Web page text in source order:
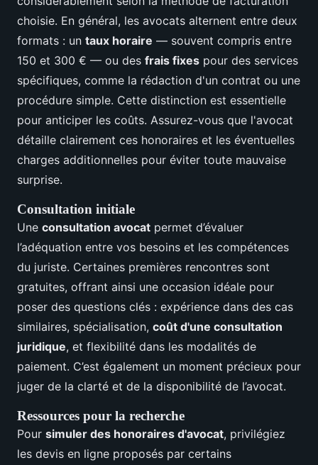
choisie. En général, les avocats alternent entre deux
formats : un taux horaire — souvent compris entre
150 et 300 € — ou des frais fixes pour des services
spécifiques, comme la rédaction d'un contrat ou une
procédure simple. Cette distinction est essentielle
pour anticiper les coûts. Assurez-vous que l'avocat
détaille clairement ces honoraires et les éventuelles
charges additionnelles pour éviter toute mauvaise
surprise.
Consultation initiale
Une consultation avocat permet d’évaluer
l’adéquation entre vos besoins et les compétences
du juriste. Certaines premières rencontres sont
gratuites, offrant ainsi une occasion idéale pour
poser des questions clés : expérience dans des cas
similaires, spécialisation, coût d'une consultation
juridique, et flexibilité dans les modalités de
paiement. C’est également un moment précieux pour
juger de la clarté et de la disponibilité de l’avocat.
Ressources pour la recherche
Pour simuler des honoraires d'avocat, privilégiez
les devis en ligne proposés par certains